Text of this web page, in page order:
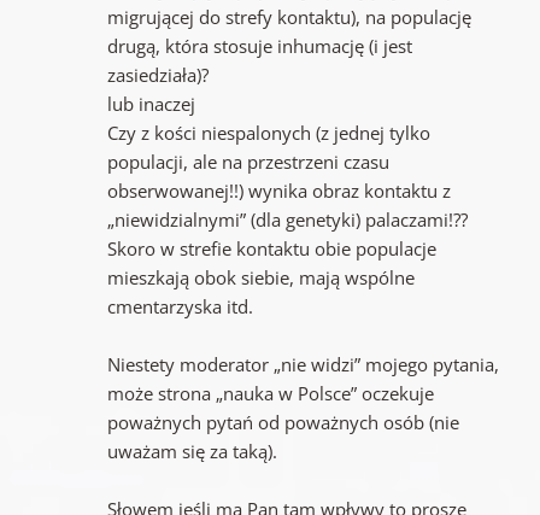
migrującej do strefy kontaktu), na populację
drugą, która stosuje inhumację (i jest
zasiedziała)?
lub inaczej
Czy z kości niespalonych (z jednej tylko
populacji, ale na przestrzeni czasu
obserwowanej!!) wynika obraz kontaktu z
„niewidzialnymi” (dla genetyki) palaczami!??
Skoro w strefie kontaktu obie populacje
mieszkają obok siebie, mają wspólne
cmentarzyska itd.
Niestety moderator „nie widzi” mojego pytania,
może strona „nauka w Polsce” oczekuje
poważnych pytań od poważnych osób (nie
uważam się za taką).
Słowem jeśli ma Pan tam wpływy to proszę